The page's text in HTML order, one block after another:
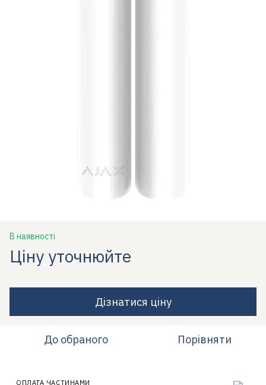
В наявності
Ціну уточнюйте
Дізнатися ціну
До обраного Порівняти
ОПЛАТА ЧАСТИНАМИ